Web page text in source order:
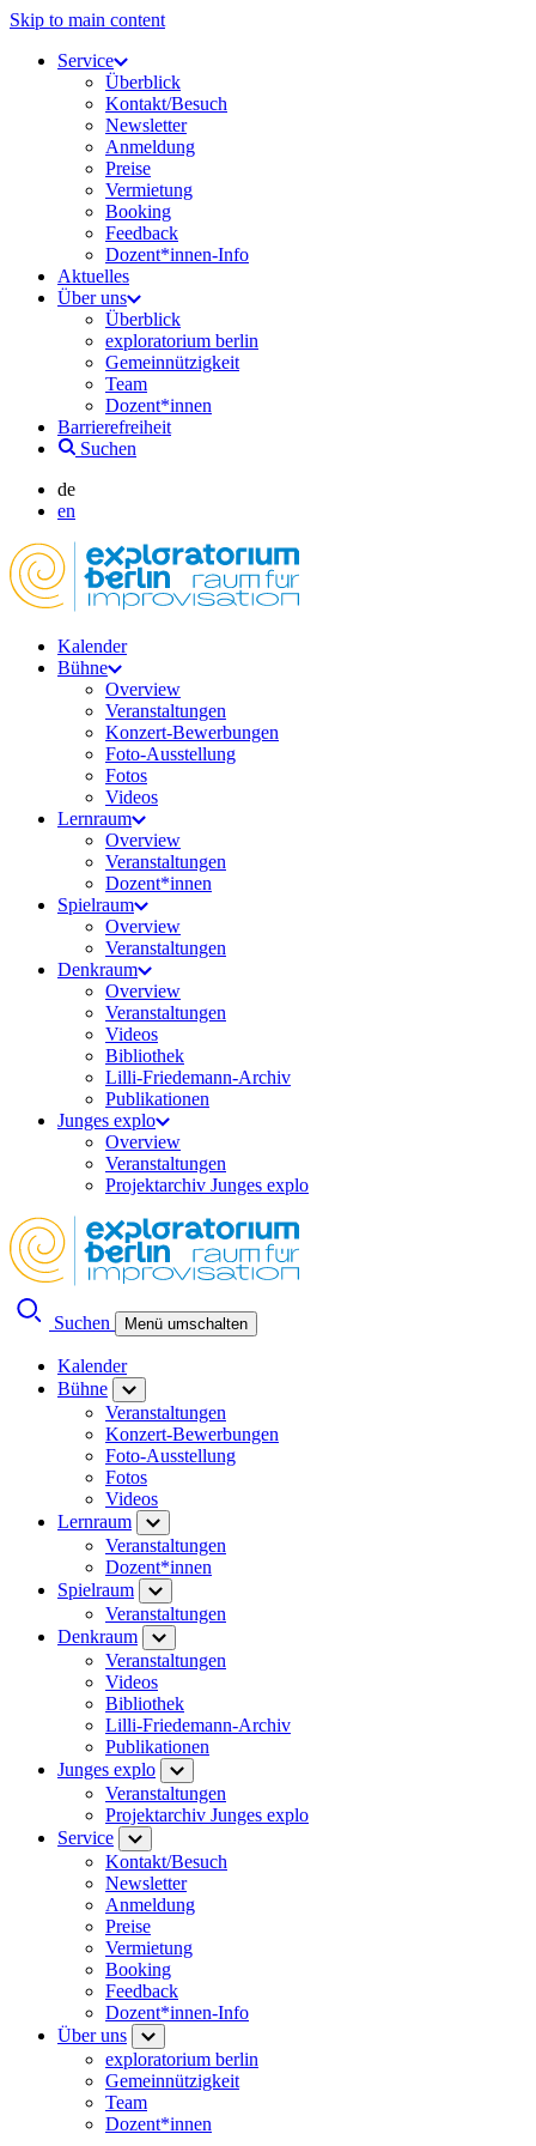
Skip to main content
Service
Überblick
Kontakt/Besuch
Newsletter
Anmeldung
Preise
Vermietung
Booking
Feedback
Dozent*innen-Info
Aktuelles
Über uns
Überblick
exploratorium berlin
Gemeinnützigkeit
Team
Dozent*innen
Barrierefreiheit
Suchen
de
en
Kalender
Bühne
Overview
Veranstaltungen
Konzert-Bewerbungen
Foto-Ausstellung
Fotos
Videos
Lernraum
Overview
Veranstaltungen
Dozent*innen
Spielraum
Overview
Veranstaltungen
Denkraum
Overview
Veranstaltungen
Videos
Bibliothek
Lilli-Friedemann-Archiv
Publikationen
Junges explo
Overview
Veranstaltungen
Projektarchiv Junges explo
Suchen Menü umschalten
Kalender
Bühne
Veranstaltungen
Konzert-Bewerbungen
Foto-Ausstellung
Fotos
Videos
Lernraum
Veranstaltungen
Dozent*innen
Spielraum
Veranstaltungen
Denkraum
Veranstaltungen
Videos
Bibliothek
Lilli-Friedemann-Archiv
Publikationen
Junges explo
Veranstaltungen
Projektarchiv Junges explo
Service
Kontakt/Besuch
Newsletter
Anmeldung
Preise
Vermietung
Booking
Feedback
Dozent*innen-Info
Über uns
exploratorium berlin
Gemeinnützigkeit
Team
Dozent*innen